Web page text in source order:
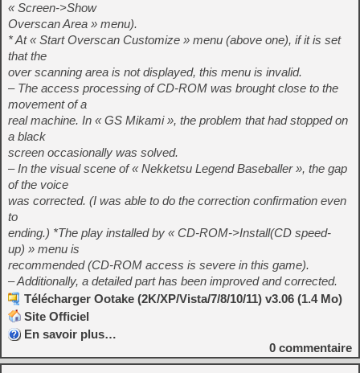
« Screen->Show
Overscan Area » menu).
* At « Start Overscan Customize » menu (above one), if it is set
that the
over scanning area is not displayed, this menu is invalid.
– The access processing of CD-ROM was brought close to the
movement of a
real machine. In « GS Mikami », the problem that had stopped on
a black
screen occasionally was solved.
– In the visual scene of « Nekketsu Legend Baseballer », the gap
of the voice
was corrected. (I was able to do the correction confirmation even
to
ending.) *The play installed by « CD-ROM->Install(CD speed-
up) » menu is
recommended (CD-ROM access is severe in this game).
– Additionally, a detailed part has been improved and corrected.
Télécharger Ootake (2K/XP/Vista/7/8/10/11) v3.06 (1.4 Mo)
Site Officiel
En savoir plus…
0 commentaire